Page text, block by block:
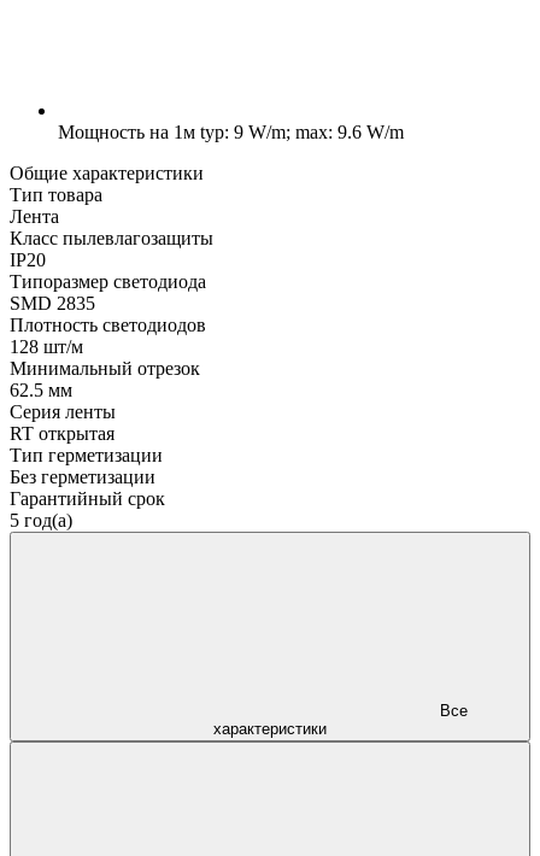
Мощность на 1м typ: 9 W/m; max: 9.6 W/m
Общие характеристики
Тип товара
Лента
Класс пылевлагозащиты
IP20
Типоразмер светодиода
SMD 2835
Плотность светодиодов
128 шт/м
Минимальный отрезок
62.5 мм
Серия ленты
RT открытая
Тип герметизации
Без герметизации
Гарантийный срок
5 год(а)
характеристики